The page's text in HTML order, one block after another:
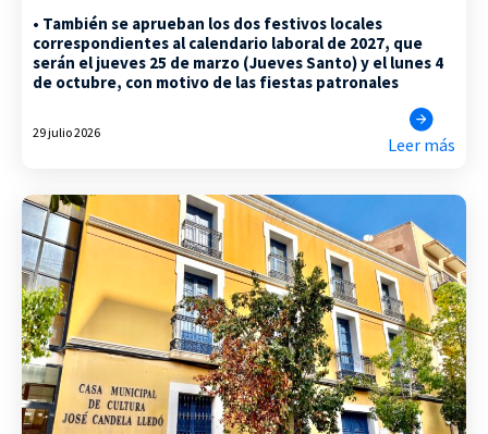
• También se aprueban los dos festivos locales
correspondientes al calendario laboral de 2027, que
serán el jueves 25 de marzo (Jueves Santo) y el lunes 4
de octubre, con motivo de las fiestas patronales
29 julio 2026
Leer más